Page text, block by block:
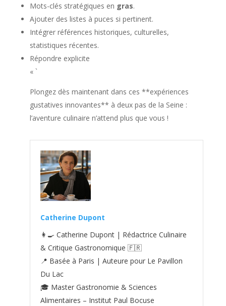
Mots-clés stratégiques en gras.
Ajouter des listes à puces si pertinent.
Intégrer références historiques, culturelles,
statistiques récentes.
Répondre explicite
« `
Plongez dès maintenant dans ces **expériences
gustatives innovantes** à deux pas de la Seine :
l’aventure culinaire n’attend plus que vous !
Catherine Dupont
👩‍🍳 Catherine Dupont | Rédactrice Culinaire
& Critique Gastronomique 🇫🇷
📍 Basée à Paris | Auteure pour Le Pavillon
Du Lac
🎓 Master Gastronomie & Sciences
Alimentaires – Institut Paul Bocuse